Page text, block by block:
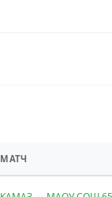
МАТЧ